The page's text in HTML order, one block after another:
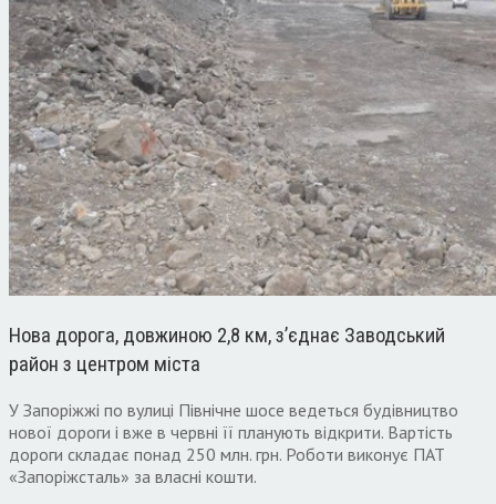
Нова дорога, довжиною 2,8 км, з’єднає Заводський
район з центром міста
У Запоріжжі по вулиці Північне шосе ведеться будівництво
нової дороги і вже в червні її планують відкрити. Вартість
дороги складає понад 250 млн. грн. Роботи виконує ПАТ
«Запоріжсталь» за власні кошти.